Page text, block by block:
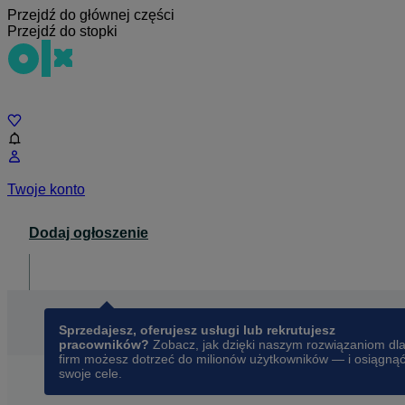
Przejdź do głównej części
Przejdź do stopki
Twoje konto
Dodaj ogłoszenie
Sprzedajesz, oferujesz usługi lub rekrutujesz
pracowników? Zobacz, jak dzięki naszym rozwiązaniom dla
firm możesz dotrzeć do milionów użytkowników — i osiągnąć
swoje cele.